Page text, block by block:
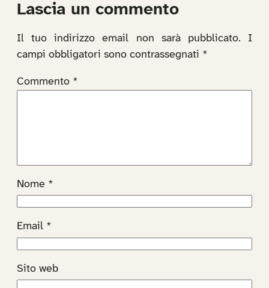
Lascia un commento
Il tuo indirizzo email non sarà pubblicato.
I
campi obbligatori sono contrassegnati *
Commento *
Nome *
Email *
Sito web